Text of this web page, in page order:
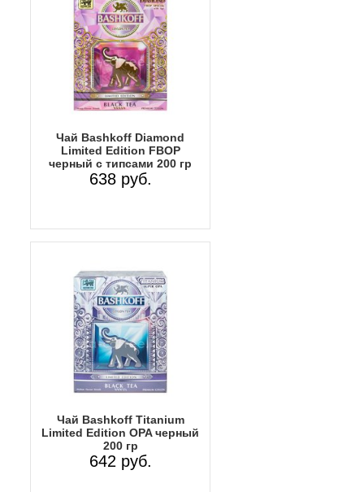
Чай Bashkoff Diamond
Limited Edition FBOP
черный с типсами 200 гр
638 руб.
Чай Bashkoff Titanium
Limited Edition OPA черный
200 гр
642 руб.